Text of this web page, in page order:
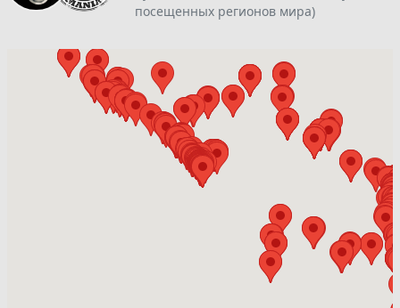
посещенных регионов мира)